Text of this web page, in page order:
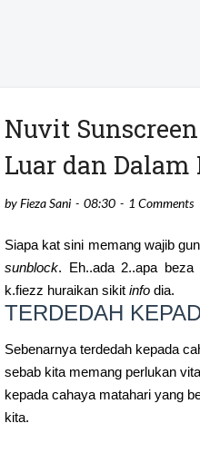
Nuvit
Luar dan
byFieza Sani 08:30 1 Comments
Siapa kat sini memang wajib
sunblock. Eh..ada 2..apa
k.fiezz huraikan sikit info dia.
TERDEDAH
Sebenarnya terdedah kepada
sebab kita memang perlukan
kepada cahaya matahari yang
kita.